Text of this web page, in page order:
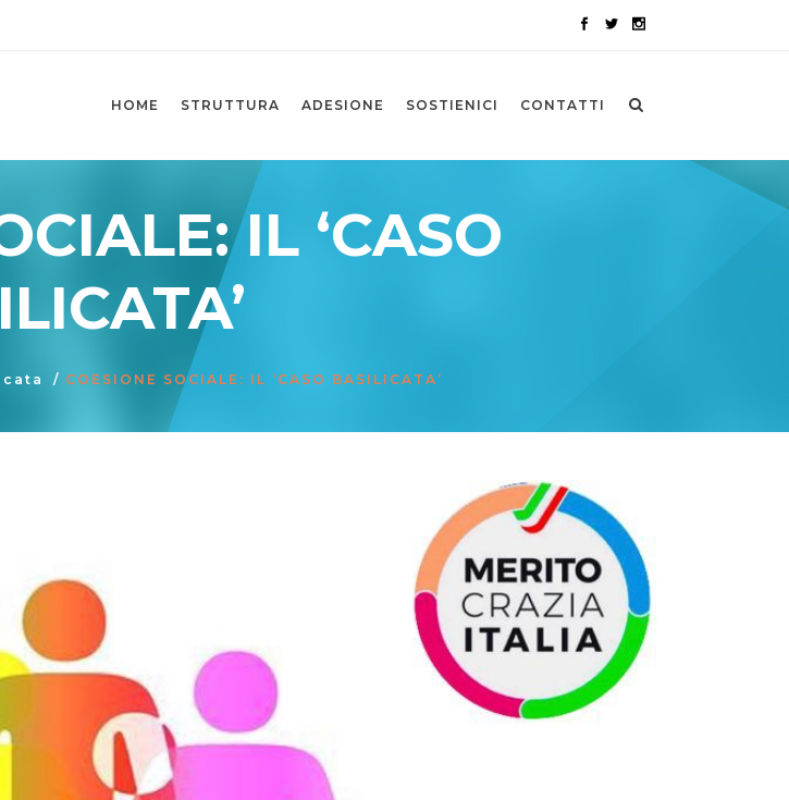
HOME STRUTTURA ADESIONE SOSTIENICI CONTATTI
IL ‘CASO
/ COESIONE SOCIALE: IL ‘CASO BASILICATA’